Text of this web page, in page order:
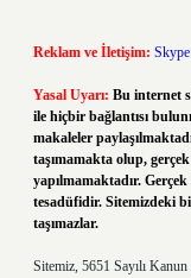
Reklam ve İletişim:
Yasal Uyarı: Bu internet
ile hiçbir bağlantısı
makaleler
taşımamakta olup,
yapılmamaktadır.
tesadüfidir. Sitemizdeki
taşımazlar.
Sitemiz, 5651 Sayılı